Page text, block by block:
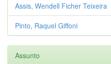
Assis, Wendell Ficher Teixeira
Pinto, Raquel Giffoni
Assunto